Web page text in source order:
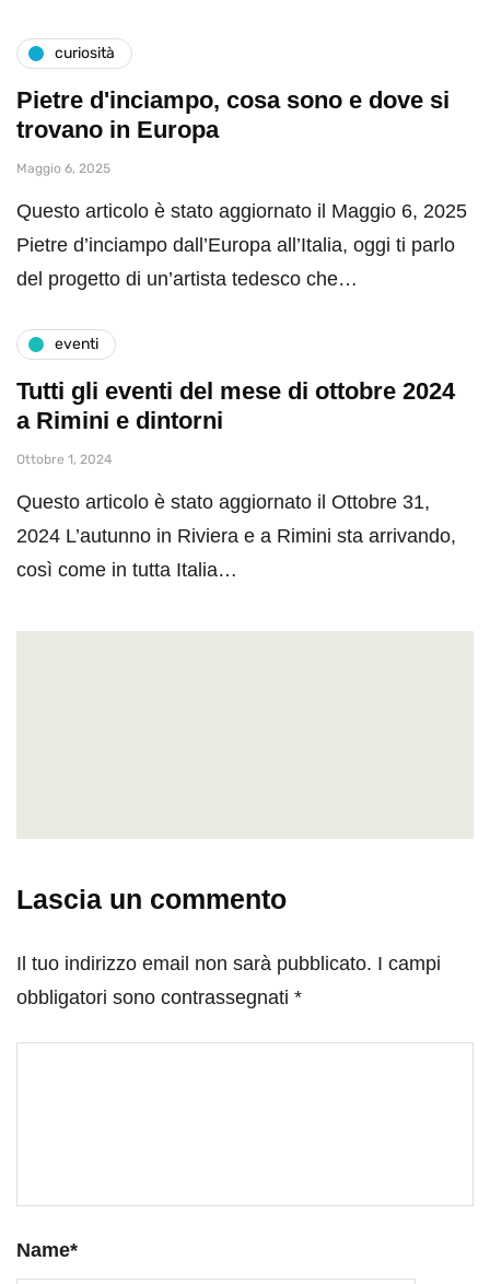
curiosità
Pietre d'inciampo, cosa sono e dove si
trovano in Europa
Maggio 6, 2025
Questo articolo è stato aggiornato il Maggio 6, 2025
Pietre d’inciampo dall’Europa all’Italia, oggi ti parlo
del progetto di un’artista tedesco che…
eventi
Tutti gli eventi del mese di ottobre 2024
a Rimini e dintorni
Ottobre 1, 2024
Questo articolo è stato aggiornato il Ottobre 31,
2024 L’autunno in Riviera e a Rimini sta arrivando,
così come in tutta Italia…
Lascia un commento
Il tuo indirizzo email non sarà pubblicato. I campi
obbligatori sono contrassegnati *
Name*